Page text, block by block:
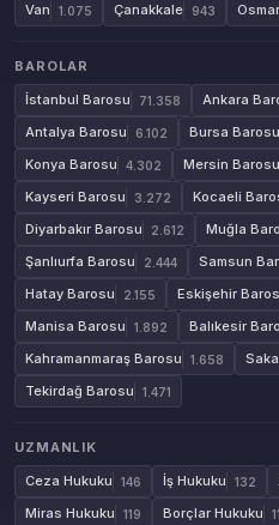
Van 1.075 Çanakkale 943
BAROLAR
İstanbul Barosu
71.358 Ankara
Antalya Barosu 6.102 Bursa Barosu
Konya Barosu 4.302 Mersin Barosu
Kayseri Barosu 3.272 Kocaeli
Diyarbakır Barosu 2.612 Muğla
Şanlıurfa Barosu 2.444 Samsun
Hatay Barosu 2.155 Eskişehir
Manisa Barosu 1.892 Balıkesir
Kahramanmaraş Barosu 1.658
Tekirdağ Barosu 1.471
UZMANLIK
Ceza Hukuku
146 İş Hukuku 132
Miras Hukuku 119 Borçlar Hukuku